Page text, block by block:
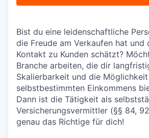
Bist du eine leidenschaftliche
die Freude am Verkaufen hat und
Kontakt zu Kunden schätzt?
Branche arbeiten, die dir
Skalierbarkeit und die
selbstbestimmten Einkommens
Dann ist die Tätigkeit als
Versicherungsvermittler (§§ 84,
genau das Richtige für dich!